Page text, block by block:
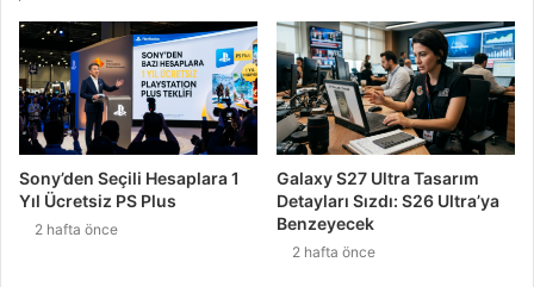
Sony’den Seçili Hesaplara 1
Yıl Ücretsiz PS Plus
2 hafta önce
Galaxy S27 Ultra Tasarım
Detayları Sızdı: S26 Ultra’ya
Benzeyecek
2 hafta önce